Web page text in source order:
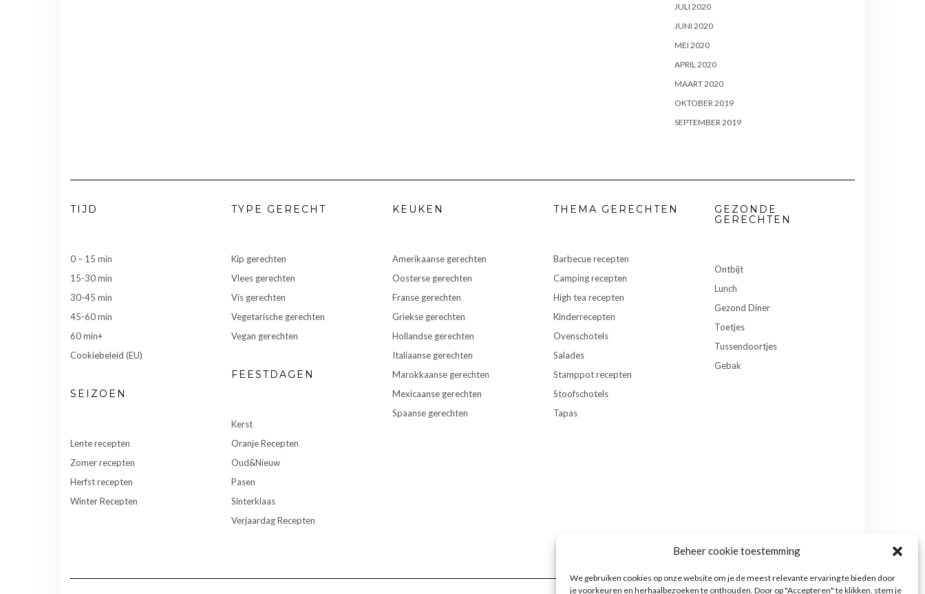
Beheer cookie toestemming
We gebruiken cookies op onze website om je de meest relevante ervaring te bieden door
je voorkeuren en herhaalbezoeken te onthouden. Door op "Accepteren" te klikken, stem je
JULI 2020
JUNI 2020
MEI 2020
APRIL 2020
MAART 2020
OKTOBER 2019
SEPTEMBER 2019
TIJD
0 – 15 min
15-30 min
30-45 min
45-60 min
60 min+
Cookiebeleid (EU)
SEIZOEN
Lente recepten
Zomer recepten
Herfst recepten
Winter Recepten
TYPE GERECHT
Kip gerechten
Vlees gerechten
Vis gerechten
Vegetarische gerechten
Vegan gerechten
FEESTDAGEN
Kerst
Oranje Recepten
Oud&Nieuw
Pasen
Sinterklaas
Verjaardag Recepten
KEUKEN
Amerikaanse gerechten
Oosterse gerechten
Franse gerechten
Griekse gerechten
Hollandse gerechten
Italiaanse gerechten
Marokkaanse gerechten
Mexicaanse gerechten
Spaanse gerechten
THEMA GERECHTEN
Barbecue recepten
Camping recepten
High tea recepten
Kinderrecepten
Ovenschotels
Salades
Stamppot recepten
Stoofschotels
Tapas
GEZONDE
GERECHTEN
Ontbijt
Lunch
Gezond Diner
Toetjes
Tussendoortjes
Gebak